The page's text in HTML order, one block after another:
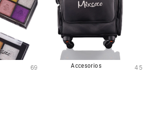
69 Accesorios 45